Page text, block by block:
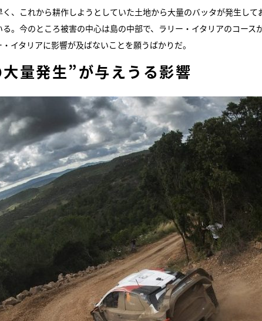
、これから耕作しようとしていた土地から大量のバッタが発生し
。今のところ被害の中心は島の中部で、ラリー・イタリアのコース
イタリアに影響が及ばないことを願うばかりだ。
量発生”が与えうる影響